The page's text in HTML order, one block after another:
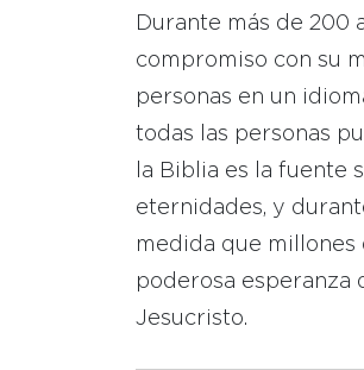
Durante más de 200
compromiso con su
personas en un
todas las personas
la Biblia es la fuente
eternidades, y
medida que millones
poderosa esperanza
Jesucristo.